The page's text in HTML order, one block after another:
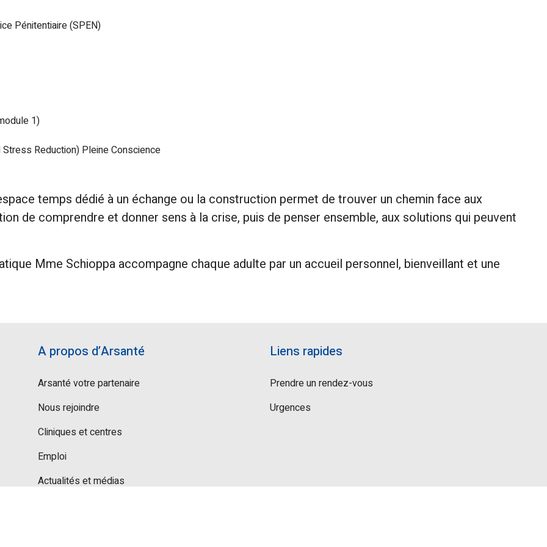
Pénitentiaire (SPEN)
1)
Reduction) Pleine Conscience
temps dédié à un échange ou la construction permet de trouver un chemin face aux
de comprendre et donner sens à la crise, puis de penser ensemble, aux solutions qui peuvent
Mme Schioppa accompagne chaque adulte par un accueil personnel, bienveillant et une
A propos d’Arsanté
Arsanté votre partenaire
Nous rejoindre
Cliniques et centres
Emploi
Actualités et médias
Liens rapides
Prendre un rendez-vous
Urgences